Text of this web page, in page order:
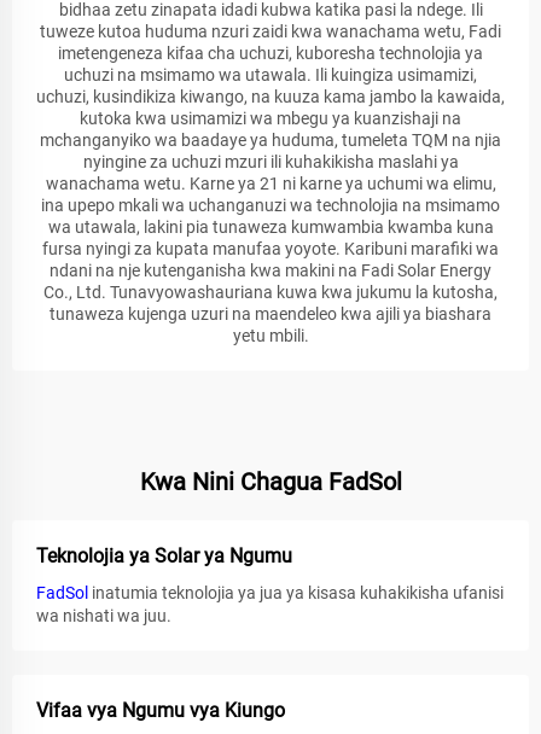
bidhaa zetu zinapata idadi kubwa katika pasi la ndege. Ili
tuweze kutoa huduma nzuri zaidi kwa wanachama wetu, Fadi
imetengeneza kifaa cha uchuzi, kuboresha technolojia ya
uchuzi na msimamo wa utawala. Ili kuingiza usimamizi,
uchuzi, kusindikiza kiwango, na kuuza kama jambo la kawaida,
kutoka kwa usimamizi wa mbegu ya kuanzishaji na
mchanganyiko wa baadaye ya huduma, tumeleta TQM na njia
nyingine za uchuzi mzuri ili kuhakikisha maslahi ya
wanachama wetu. Karne ya 21 ni karne ya uchumi wa elimu,
ina upepo mkali wa uchanganuzi wa technolojia na msimamo
wa utawala, lakini pia tunaweza kumwambia kwamba kuna
fursa nyingi za kupata manufaa yoyote. Karibuni marafiki wa
ndani na nje kutenganisha kwa makini na Fadi Solar Energy
Co., Ltd. Tunavyowashauriana kuwa kwa jukumu la kutosha,
tunaweza kujenga uzuri na maendeleo kwa ajili ya biashara
yetu mbili.
Kwa Nini Chagua FadSol
Teknolojia ya Solar ya Ngumu
FadSol inatumia teknolojia ya jua ya kisasa kuhakikisha ufanisi
wa nishati wa juu.
Vifaa vya Ngumu vya Kiungo